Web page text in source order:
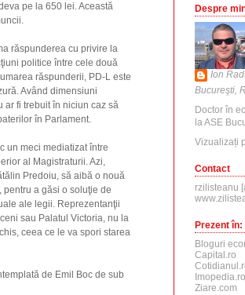
pe la 650 lei. Această
răspunderea cu privire la
politice între cele două
răspunderii, PD-L este
Având dimensiuni
ar fi trebuit în niciun caz să
în Parlament.
un meci mediatizat între
al Magistraturii. Azi,
Predoiu, să aibă o nouă
a găsi o soluţie de
ale legii. Reprezentanţii
sau Palatul Victoria, nu la
ceea ce le va spori starea
de Emil Boc de sub
Despre
Ion
Bucureşti,
Doctor în
la ASE
Vizualizați
Contact
rzilisteanu
Prezent în:
Bloguri
Capital.ro
Imopedia.ro
Ziare.com